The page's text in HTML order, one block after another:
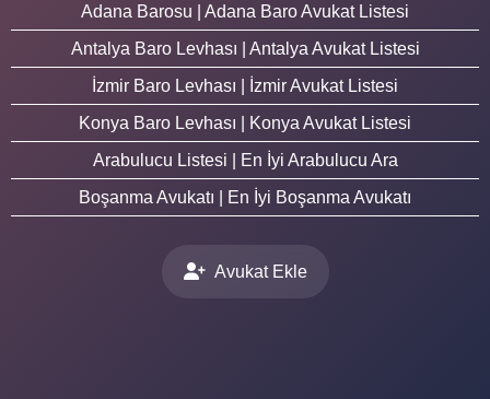
Adana Barosu | Adana Baro Avukat Listesi
Antalya Baro Levhası | Antalya Avukat Listesi
İzmir Baro Levhası | İzmir Avukat Listesi
Konya Baro Levhası | Konya Avukat Listesi
Arabulucu Listesi | En İyi Arabulucu Ara
Boşanma Avukatı | En İyi Boşanma Avukatı
Avukat Ekle